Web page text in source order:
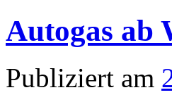
Autogas ab
Publiziert am